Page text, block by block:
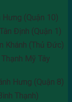
(Quận 10)
Định (Quận 1)
Khánh (Thủ Đức)
Mỹ Tây
Hưng (Quận 8)
Thạnh)